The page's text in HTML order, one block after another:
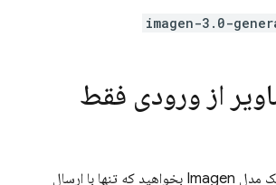
imagen-3.0-
از ورودی فقط
مدل Imagen بخواهید که تنها با ارسال